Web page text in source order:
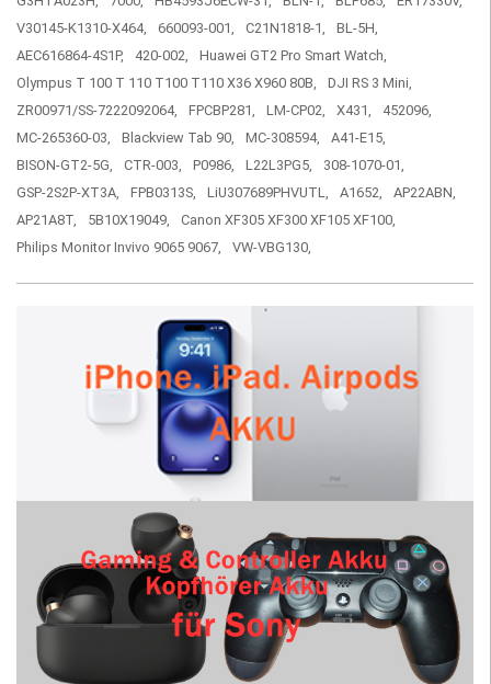
V30145-K1310-X464,
660093-001, C21N1818-1,
BL-5H,
AEC616864-4S1P,
420-002,
Huawei GT2 Pro Smart Watch,
Olympus T 100 T 110 T100 T110 X36 X960 80B,
DJI RS 3 Mini,
ZR00971/SS-7222092064,
FPCBP281, LM-CP02, X431,
452096,
MC-265360-03,
Blackview Tab 90, MC-308594,
A41-E15,
BISON-GT2-5G,
CTR-003, P0986, L22L3PG5,
308-1070-01,
GSP-2S2P-XT3A,
FPB0313S, LiU307689PHVUTL, A1652,
AP22ABN,
AP21A8T,
5B10X19049,
Canon XF305 XF300 XF105 XF100,
Philips Monitor Invivo 9065 9067,
VW-VBG130,